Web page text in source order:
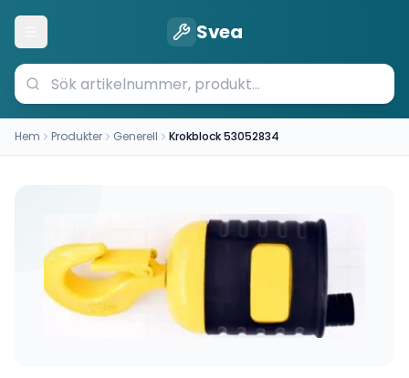
Öppna meny Svea
Hem Produkter Generell Krokblock 53052834